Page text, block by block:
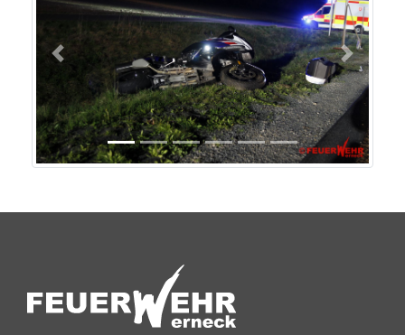
Previous Next